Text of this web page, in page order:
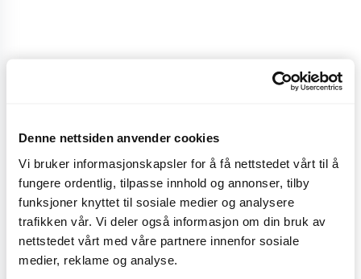
Denne nettsiden anvender cookies
Vi bruker informasjonskapsler for å få nettstedet vårt til å
fungere ordentlig, tilpasse innhold og annonser, tilby
funksjoner knyttet til sosiale medier og analysere
trafikken vår. Vi deler også informasjon om din bruk av
nettstedet vårt med våre partnere innenfor sosiale
medier, reklame og analyse.
Klassisk majones.
CO 2e < 0,1 kg